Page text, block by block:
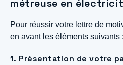
métreuse en
Pour réussir votre lettre de
en avant les éléments suivants :
1. Présentation de votre